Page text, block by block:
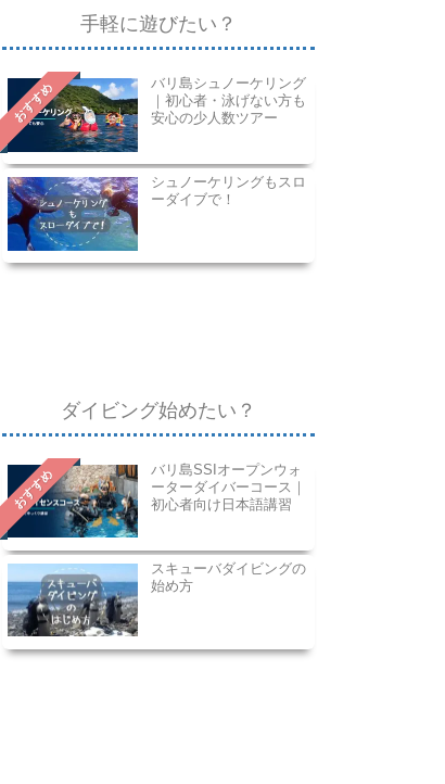
手軽に遊びたい？
おすすめ
バリ島シュノーケリング
｜初心者・泳げない方も
安心の少人数ツアー
シュノーケリングもスロ
ーダイブで！
ダイビング始めたい？
おすすめ
バリ島SSIオープンウォ
ーターダイバーコース｜
初心者向け日本語講習
スキューバダイビングの
始め方